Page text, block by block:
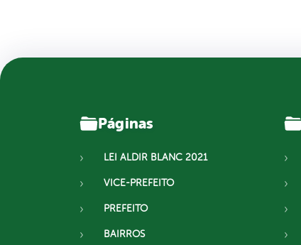
Páginas
LEI ALDIR BLANC 2021
VICE-PREFEITO
PREFEITO
BAIRROS